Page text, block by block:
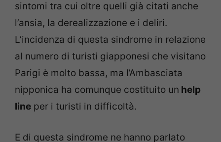
sintomi tra cui oltre quelli già citati anche
l’ansia, la derealizzazione e i deliri.
L’incidenza di questa sindrome in relazione
al numero di turisti giapponesi che visitano
Parigi è molto bassa, ma l’Ambasciata
nipponica ha comunque costituito un help
line per i turisti in difficoltà.
E di questa sindrome ne hanno parlato